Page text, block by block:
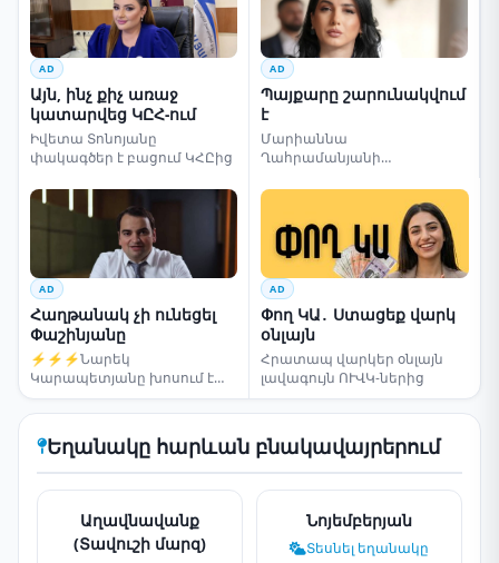
AD
Այն, ինչ քիչ առաջ
կատարվեց ԿԸՀ-ում
Իվետա Տոնոյանը
փակագծեր է բացում ԿՀԸից
AD
Պայքարը շարունակվում
է
Մարիաննա
Ղահրամանյանի
AD
Հաղթանակ չի ունեցել
Փաշինյանը
⚡⚡⚡Նարեկ
Կարապետյանը խոսում է
ընտրությունների մասին
AD
Փող ԿԱ․ Ստացեք վարկ
օնլայն
Հրատապ վարկեր օնլայն
լավագույն ՈՒՎԿ-ներից
Եղանակը հարևան բնակավայրերում
Աղավնավանք
(Տավուշի մարզ)
Նոյեմբերյան
Տեսնել եղանակը